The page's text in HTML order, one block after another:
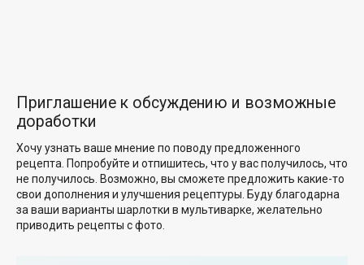
Приглашение к обсуждению и возможные
доработки
Хочу узнать ваше мнение по поводу предложенного
рецепта. Попробуйте и отпишитесь, что у вас получилось, что
не получилось. Возможно, вы сможете предложить какие-то
свои дополнения и улучшения рецептуры. Буду благодарна
за ваши варианты шарлотки в мультиварке, желательно
приводить рецепты с фото.